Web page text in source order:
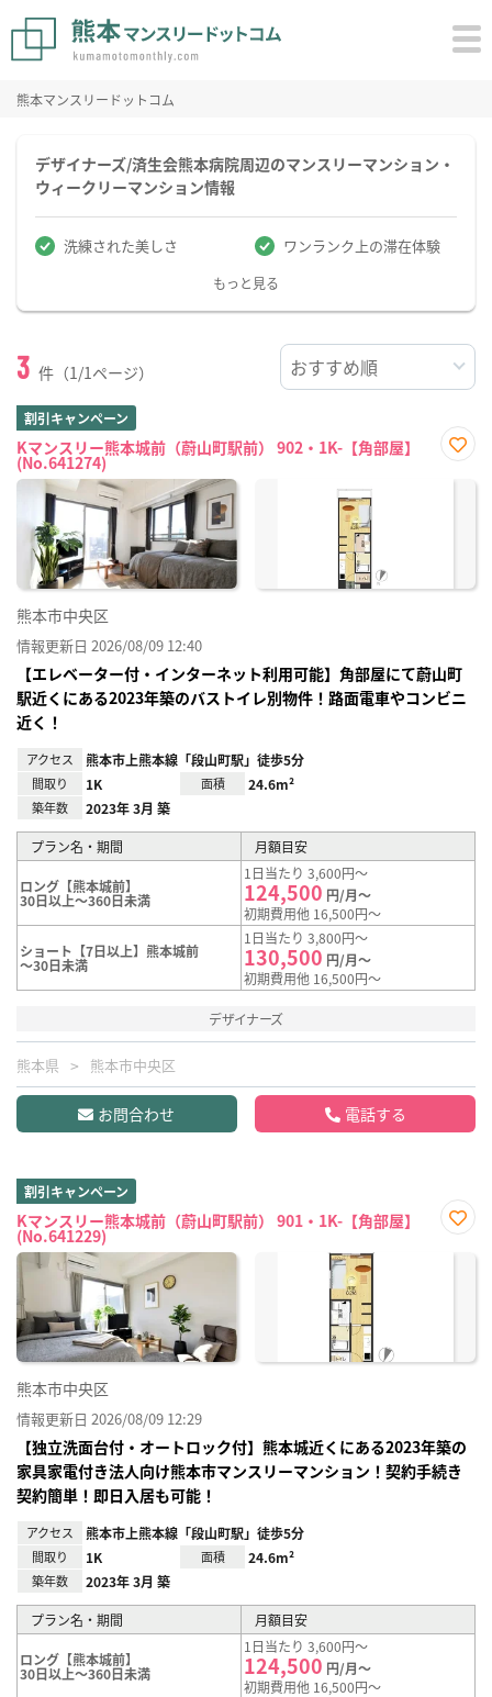
熊本マンスリードットコム
デザイナーズ/済生会熊本病院周辺のマンスリーマンション・
ウィークリーマンション情報
洗練された美しさ ワンランク上の滞在体験
もっと見る
3 件（1/1ページ）
割引キャンペーン
Kマンスリー熊本城前（蔚山町駅前） 902・1K-【角部屋】
(No.641274)
に入
熊本市中央区
情報更新日 2026/08/09 12:40
【エレベーター付・インターネット利用可能】角部屋にて蔚山町
駅近くにある2023年築のバストイレ別物件！路面電車やコンビニ
近く！
アクセス 熊本市上熊本線「段山町駅」徒歩5分
間取り 1K 面積 24.6m²
築年数 2023年 3月 築
プラン名・期間 月額目安
ロング【熊本城前】
30日以上～360日未満
1日当たり 3,600円～
124,500 円/月～
初期費用他 16,500円～
ショート【7日以上】熊本城前
～30日未満
1日当たり 3,800円～
130,500 円/月～
初期費用他 16,500円～
デザイナーズ
熊本県 熊本市中央区
お問合わせ 電話する
割引キャンペーン
Kマンスリー熊本城前（蔚山町駅前） 901・1K-【角部屋】
(No.641229)
に入
熊本市中央区
情報更新日 2026/08/09 12:29
【独立洗面台付・オートロック付】熊本城近くにある2023年築の
家具家電付き法人向け熊本市マンスリーマンション！契約手続き
契約簡単！即日入居も可能！
アクセス 熊本市上熊本線「段山町駅」徒歩5分
間取り 1K 面積 24.6m²
築年数 2023年 3月 築
プラン名・期間 月額目安
ロング【熊本城前】
30日以上～360日未満
1日当たり 3,600円～
124,500 円/月～
初期費用他 16,500円～